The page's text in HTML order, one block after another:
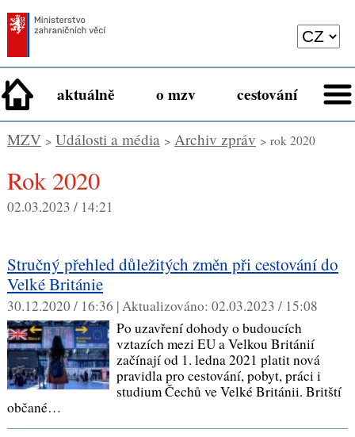
aktuálně o mzv cestování
MZV> Události a média> Archiv zpráv > rok 2020
rok 2020
02.03.2023 / 14:21
Stručný přehled důležitých změn při cestování do
Velké Británie
30.12.2020 / 16:36 |Aktualizováno: 02.03.2023 / 15:08
Po uzavření dohody o budoucích
vztazích mezi EU a Velkou Británií
začínají od 1. ledna 2021 platit nová
pravidla pro cestování, pobyt, práci i
studium Čechů ve Velké Británii. Britští
občané…